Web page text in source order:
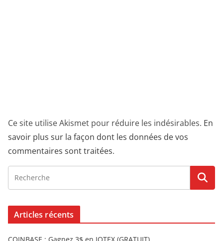
Ce site utilise Akismet pour réduire les indésirables. En
savoir plus sur la façon dont les données de vos
commentaires sont traitées.
Articles récents